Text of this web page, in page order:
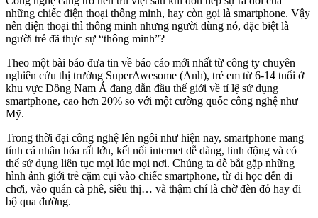
những chiếc điện thoại thông minh, hay còn gọi là smartphone. Vậy
nên điện thoại thì thông minh nhưng người dùng nó, đặc biệt là
người trẻ đã thực sự “thông minh”?
Theo một bài báo đưa tin về báo cáo mới nhất từ công ty chuyên
nghiên cứu thị trường SuperAwesome (Anh), trẻ em từ 6-14 tuổi ở
khu vực Đông Nam Á đang dẫn đầu thế giới về tỉ lệ sử dụng
smartphone, cao hơn 20% so với một cường quốc công nghệ như
Mỹ.
Trong thời đại công nghệ lên ngôi như hiện nay, smartphone mang
tính cá nhân hóa rất lớn, kết nối internet dễ dàng, linh động và có
thể sử dụng liên tục mọi lúc mọi nơi. Chúng ta dễ bắt gặp những
hình ảnh giới trẻ cặm cụi vào chiếc smartphone, từ đi học đến đi
chơi, vào quán cà phê, siêu thị… và thậm chí là chờ đèn đỏ hay đi
bộ qua đường.